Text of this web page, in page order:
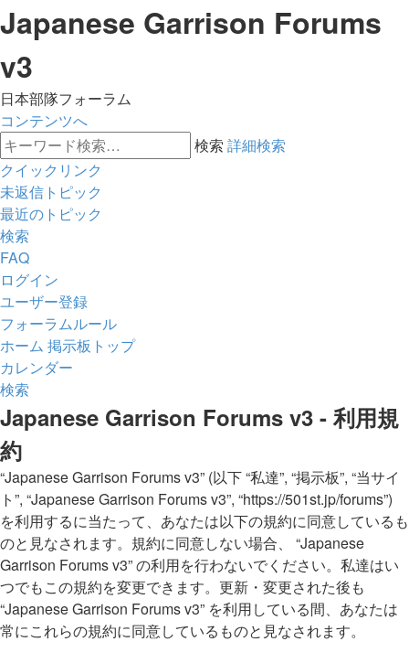
Japanese Garrison Forums
v3
日本部隊フォーラム
コンテンツへ
検索 詳細検索
クイックリンク
未返信トピック
最近のトピック
検索
FAQ
ログイン
ユーザー登録
フォーラムルール
ホーム 掲示板トップ
カレンダー
検索
Japanese Garrison Forums v3 - 利用規
約
“Japanese Garrison Forums v3” (以下 “私達”, “掲示板”, “当サイ
ト”, “Japanese Garrison Forums v3”, “https://501st.jp/forums”)
を利用するに当たって、あなたは以下の規約に同意しているも
のと見なされます。規約に同意しない場合、 “Japanese
Garrison Forums v3” の利用を行わないでください。私達はい
つでもこの規約を変更できます。更新・変更された後も
“Japanese Garrison Forums v3” を利用している間、あなたは
常にこれらの規約に同意しているものと見なされます。